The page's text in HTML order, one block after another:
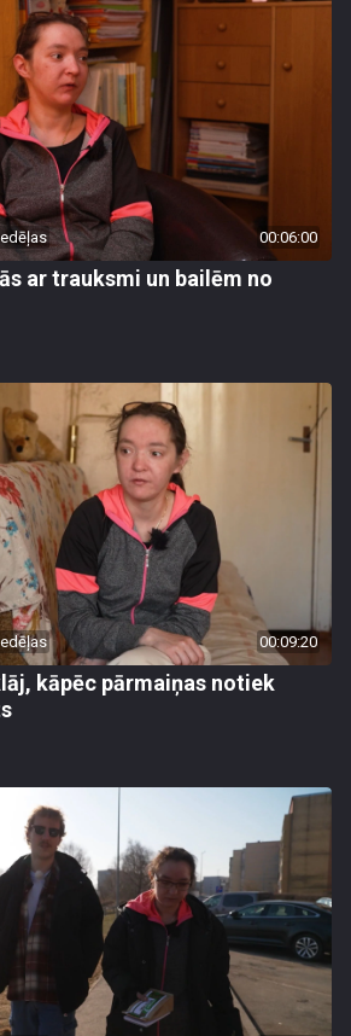
00:06:00
ar trauksmi un bailēm no
00:09:20
kāpēc pārmaiņas notiek